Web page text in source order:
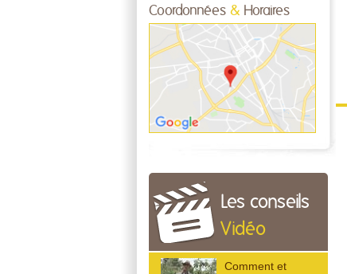
Coordonnées & Horaires
Les conseils
Vidéo
Comment et